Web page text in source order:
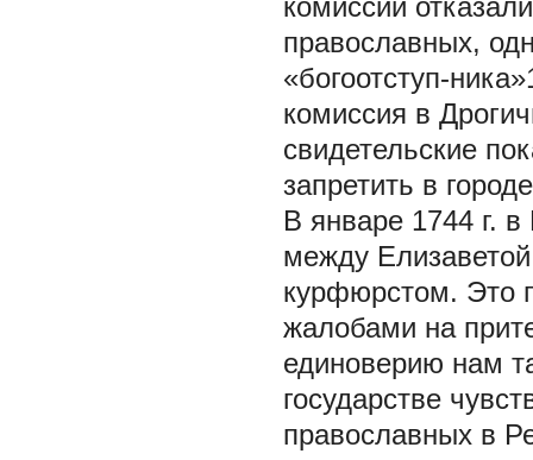
комиссии
православных,
«богоотступ-
комиссия в
свидетельские
запретить в
В январе 1744 г.
между
курфюрстом. Это
жалобами на
единоверию нам
государстве
православных в